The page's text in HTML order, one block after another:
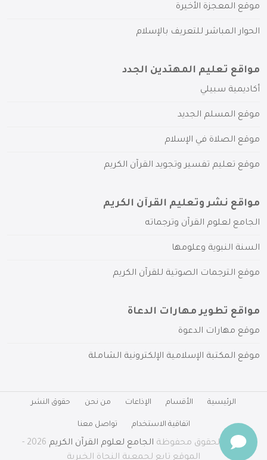
موقع المعجزة الأخيرة
الحوار المباشر للتعريف بالإسلام
مواقع تعليم المهتدين الجدد
أكاديمية سبيلي
موقع المسلم الجديد
موقع الصلاة في الإسلام
موقع تعليم تفسير وتجويد القرآن الكريم
مواقع نشر وتعليم القرآن الكريم
الجامع لعلوم القرآن وترجماته
السنة النبوية وعلومها
موقع الترجمات الصوتية للقرآن الكريم
مواقع تطوير مهارات الدعاة
موقع مهارات الدعوة
موقع المكتبة الإسلامية الإلكترونية الشاملة
الرئيسية الأقسام الإذاعات من نحن حقوق النشر
اتفاقية الاستخدام تواصل معنا
جميع الحقوق محفوظة الجامع لعلوم القرآن الكريم
2026 -
الموقع تابع لجمعية النجاة الخيرية